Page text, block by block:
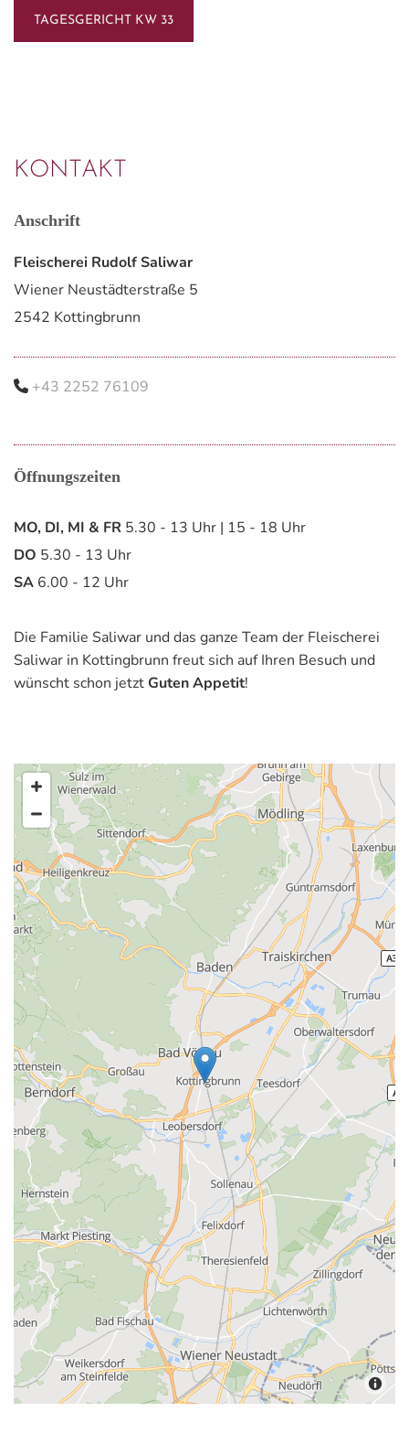
TAGESGERICHT KW 33
KONTAKT
Anschrift
Fleischerei Rudolf Saliwar
Wiener Neustädterstraße 5
2542 Kottingbrunn
 +43 2252 76109
Öff­nungs­zei­ten
MO, DI, MI & FR 5.30 - 13 Uhr | 15 - 18 Uhr
DO 5.30 - 13 Uhr
SA 6.00 - 12 Uhr
Die Fa­mi­lie Sa­li­war und das ganze Team der Flei­sche­rei
Sa­li­war in Kot­ting­brunn freut sich auf Ihren Be­such und
wünscht schon jetztGuten Ap­pe­tit!